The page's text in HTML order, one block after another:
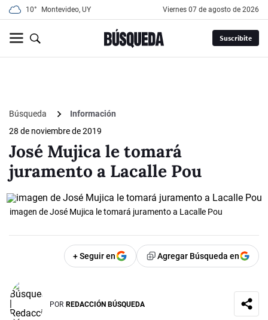
10° Montevideo, UY viernes 07 de agosto de 2026
Suscribite
Búsqueda
Información
28 de noviembre de 2019
José Mujica le tomará
juramento a Lacalle Pou
imagen de José Mujica le tomará juramento a Lacalle Pou
+ Seguir en Agregar Búsqueda en
POR REDACCIÓN BÚSQUEDA